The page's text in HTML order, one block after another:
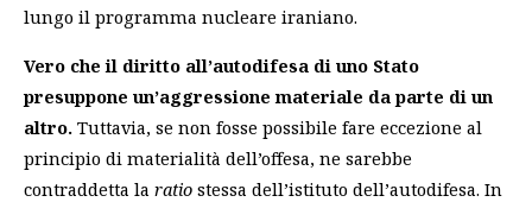
lungo il programma nucleare iraniano.
Vero che il diritto all’autodifesa di uno Stato
presuppone un’aggressione materiale da parte di un
altro. Tuttavia, se non fosse possibile fare eccezione al
principio di materialità dell’offesa, ne sarebbe
contraddetta la ratio stessa dell’istituto dell’autodifesa. In